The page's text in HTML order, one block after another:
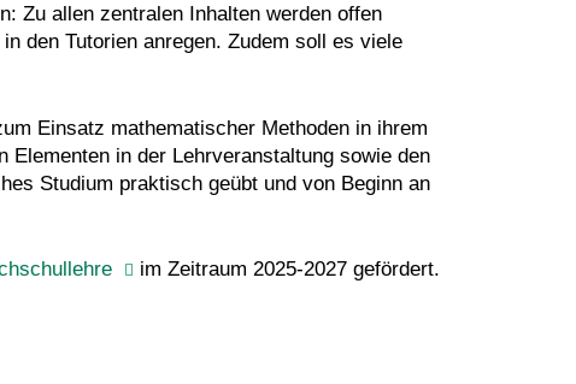
Zu allen zentralen Inhalten werden offen
den Tutorien anregen. Zudem soll es viele
Einsatz mathematischer Methoden in ihrem
Elementen in der Lehrveranstaltung sowie den
Studium praktisch geübt und von Beginn an
im Zeitraum 2025-2027 gefördert.